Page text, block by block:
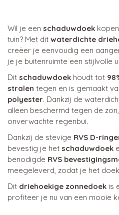
Wil je een schaduwdoek
tuin? Met dit waterdichte
creëer je eenvoudig een
je je buitenruimte een stijlvolle
Dit schaduwdoek houdt tot
stralen tegen en is gemaakt
polyester. Dankzij de
alleen beschermd tegen de
onverwachte regenbui.
Dankzij de stevige RVS D-
bevestig je het schaduwdoek
benodigde RVS
meegeleverd, zodat je het
Dit driehoekige zonnedoek is
profiteer je nu van een mooie